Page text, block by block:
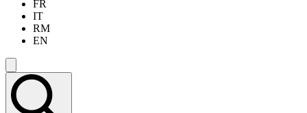
FR
IT
RM
EN